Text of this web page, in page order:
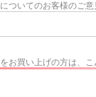
ついてのお客様のご
お買い上げの方は、